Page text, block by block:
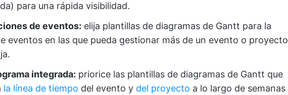
para una rápida visibilidad.
de eventos: elija plantillas de diagramas de Gantt para la
eventos en las que pueda gestionar más de un evento o proyecto
integrada: priorice las plantillas de diagramas de Gantt que
la línea de tiempo del evento y del proyecto a lo largo de semanas